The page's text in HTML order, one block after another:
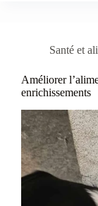
Santé et
Améliorer
enrichissements